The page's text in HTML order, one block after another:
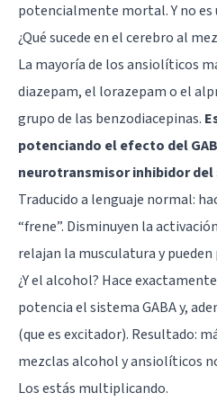
potencialmente mortal. Y no es
¿Qué sucede en el cerebro al
La mayoría de los ansiolíticos
diazepam, el lorazepam o el
grupo de las benzodiacepinas.
potenciando el efecto del
neurotransmisorinhibidor del
Traducido a lenguaje normal:
“frene”. Disminuyen la
relajan la musculatura y
¿Y el alcohol? Hace
potencia el sistema GABA y,
(que es excitador). Resultado:
mezclas alcohol y ansiolíticos
Los estás multiplicando.